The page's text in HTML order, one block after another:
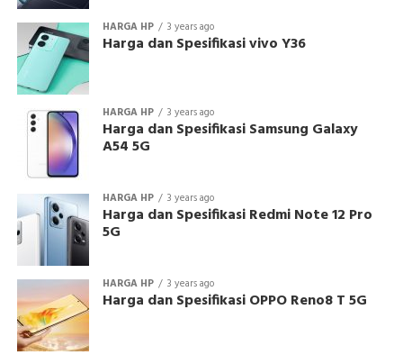
HARGA HP 3 years ago
Harga dan Spesifikasi vivo Y36
HARGA HP 3 years ago
Harga dan Spesifikasi Samsung Galaxy
A54 5G
HARGA HP 3 years ago
Harga dan Spesifikasi Redmi Note 12 Pro
5G
HARGA HP 3 years ago
Harga dan Spesifikasi OPPO Reno8 T 5G